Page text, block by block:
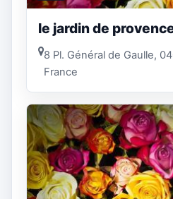
le jardin de
8 Pl. Général de Gaulle,
France